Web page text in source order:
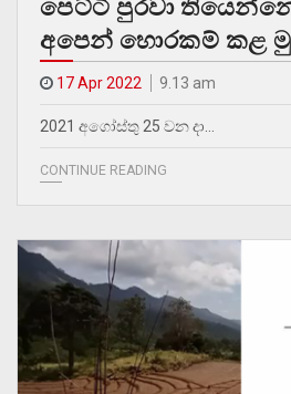
පෙට්ටි පුරවා
අපෙන් හොරකම් කළ
17 Apr 2022 9.13 am
2021 අගෝස්තු 25 වන දා…
CONTINUE READING